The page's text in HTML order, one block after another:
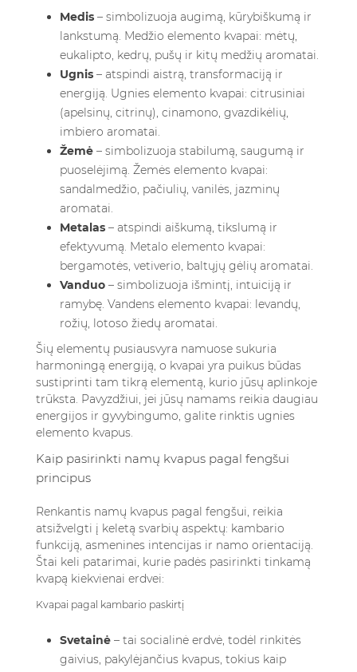
Medis – simbolizuoja augimą, kūrybiškumą ir
lankstumą. Medžio elemento kvapai: mėtų,
eukalipto, kedrų, pušų ir kitų medžių aromatai.
Ugnis – atspindi aistrą, transformaciją ir
energiją. Ugnies elemento kvapai: citrusiniai
(apelsinų, citrinų), cinamono, gvazdikėlių,
imbiero aromatai.
Žemė – simbolizuoja stabilumą, saugumą ir
puoselėjimą. Žemės elemento kvapai:
sandalmedžio, pačiulių, vanilės, jazminų
aromatai.
Metalas – atspindi aiškumą, tikslumą ir
efektyvumą. Metalo elemento kvapai:
bergamotės, vetiverio, baltųjų gėlių aromatai.
Vanduo – simbolizuoja išmintį, intuiciją ir
ramybę. Vandens elemento kvapai: levandų,
rožių, lotoso žiedų aromatai.
Šių elementų pusiausvyra namuose sukuria
harmoningą energiją, o kvapai yra puikus būdas
sustiprinti tam tikrą elementą, kurio jūsų aplinkoje
trūksta. Pavyzdžiui, jei jūsų namams reikia daugiau
energijos ir gyvybingumo, galite rinktis ugnies
elemento kvapus.
Kaip pasirinkti namų kvapus pagal fengšui
principus
Renkantis namų kvapus pagal fengšui, reikia
atsižvelgti į keletą svarbių aspektų: kambario
funkciją, asmenines intencijas ir namo orientaciją.
Štai keli patarimai, kurie padės pasirinkti tinkamą
kvapą kiekvienai erdvei:
Kvapai pagal kambario paskirtį
Svetainė – tai socialinė erdvė, todėl rinkitės
gaivius, pakylėjančius kvapus, tokius kaip